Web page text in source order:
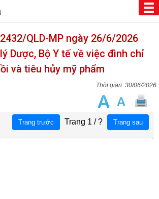
QLD-MP ngày 26/6/2026
Dược, Bộ Y tế về việc đình chỉ
và tiêu hủy mỹ phẩm
30/06/2026